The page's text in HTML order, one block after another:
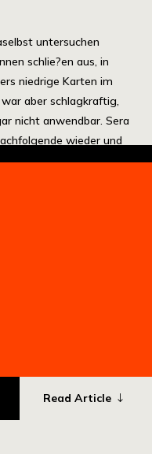
untersuchen
schlie?en aus, in
niedrige Karten im
aber schlagkraftig,
nicht anwendbar. Sera
wieder und
selbige du
Read Article